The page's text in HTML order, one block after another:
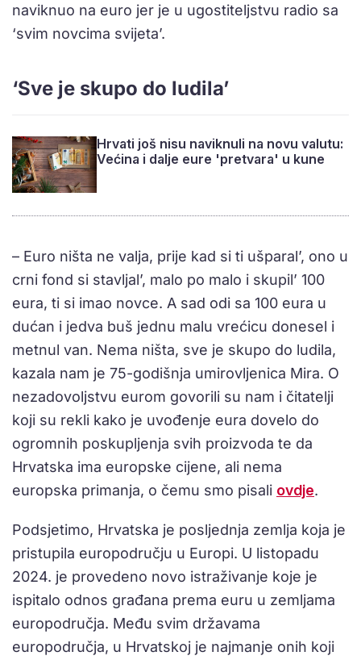
naviknuo na euro jer je u ugostiteljstvu radio sa
‘svim novcima svijeta’.
‘Sve je skupo do ludila’
Hrvati još nisu naviknuli na novu valutu:
Većina i dalje eure 'pretvara' u kune
– Euro ništa ne valja, prije kad si ti ušparal’, ono u
crni fond si stavljal’, malo po malo i skupil’ 100
eura, ti si imao novce. A sad odi sa 100 eura u
dućan i jedva buš jednu malu vrećicu donesel i
metnul van. Nema ništa, sve je skupo do ludila,
kazala nam je 75-godišnja umirovljenica Mira. O
nezadovoljstvu eurom govorili su nam i čitatelji
koji su rekli kako je uvođenje eura dovelo do
ogromnih poskupljenja svih proizvoda te da
Hrvatska ima europske cijene, ali nema
europska primanja, o čemu smo pisali ovdje.
Podsjetimo, Hrvatska je posljednja zemlja koja je
pristupila europodručju u Europi. U listopadu
2024. je provedeno novo istraživanje koje je
ispitalo odnos građana prema euru u zemljama
europodručja. Među svim državama
europodručja, u Hrvatskoj je najmanje onih koji